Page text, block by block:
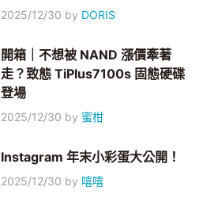
2025/12/30 by DORIS
開箱｜不想被 NAND 漲價牽著
走？致態 TiPlus7100s 固態硬碟
登場
2025/12/30 by 蜜柑
Instagram 年末小彩蛋大公開！
2025/12/30 by 嘻嘻